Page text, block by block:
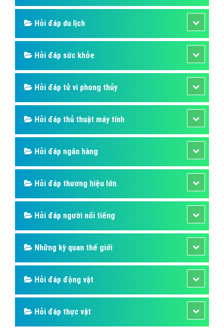
Hỏi đáp du lịch
Hỏi đáp sức khỏe
Hỏi đáp tử vi phong thủy
Hỏi đáp thủ thuật máy tính
Hỏi đáp ngân hàng
Hỏi đáp thương hiệu lớn
Hỏi đáp người nổi tiếng
Những kỳ quan thế giới
Hỏi đáp động vật
Hỏi đáp thực vật